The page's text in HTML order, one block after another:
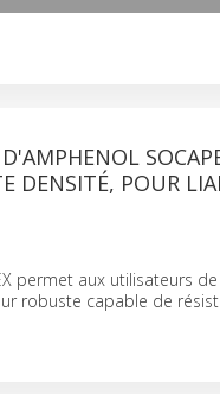
DENSITÉ, POUR
permet aux utilisateurs
robuste capable de